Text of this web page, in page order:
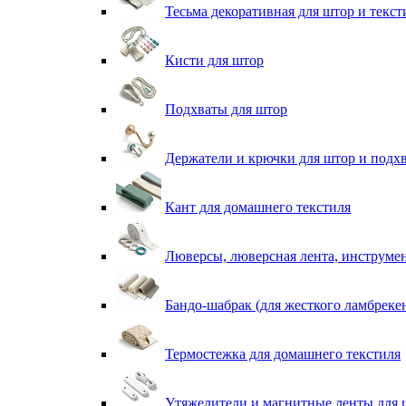
Тесьма декоративная для штор и
Кисти для штор
Подхваты для штор
Держатели и крючки для штор и
Кант для домашнего текстиля
Люверсы, люверсная лента,
Бандо-шабрак (для жесткого
Термостежка для домашнего текстиля
Утяжелители и магнитные ленты для